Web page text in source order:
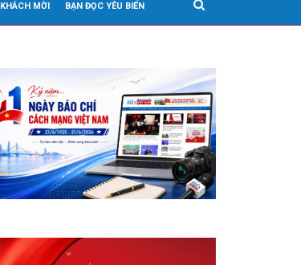
KHÁCH MỜI BẠN ĐỌC YÊU BIỂN